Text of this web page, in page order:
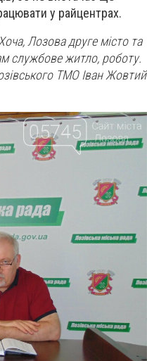
у райцентрах.
Лозова друге місто та
службове житло, роботу.
ТМО Іван Жовтий